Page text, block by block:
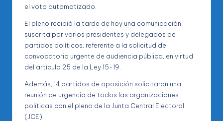
el voto automatizado.
El pleno recibió la tarde de hoy una comunicación
suscrita por varios presidentes y delegados de
partidos políticos, referente a la solicitud de
convocatoria urgente de audiencia pública, en virtud
del artículo 25 de la Ley 15-19.
Además, 14 partidos de oposición solicitaron una
reunión de urgencia de todos las organizaciones
políticas con el pleno de la Junta Central Electoral
(JCE).